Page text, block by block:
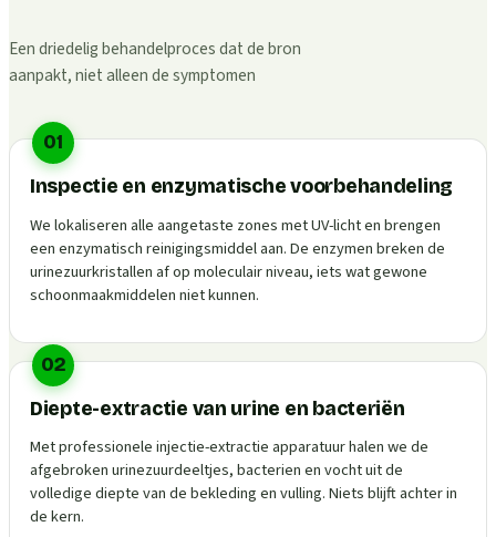
Een driedelig behandelproces dat de bron
aanpakt, niet alleen de symptomen
01
Inspectie en enzymatische voorbehandeling
We lokaliseren alle aangetaste zones met UV-licht en brengen
een enzymatisch reinigingsmiddel aan. De enzymen breken de
urinezuurkristallen af op moleculair niveau, iets wat gewone
schoonmaakmiddelen niet kunnen.
02
Diepte-extractie van urine en bacteriën
Met professionele injectie-extractie apparatuur halen we de
afgebroken urinezuurdeeltjes, bacterien en vocht uit de
volledige diepte van de bekleding en vulling. Niets blijft achter in
de kern.